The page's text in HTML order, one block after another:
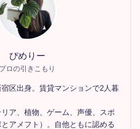
ぴめりー
プロの引きこもり
区出身。賃貸マンションで2人暮
ア、植物、ゲーム、声優、スポ
アメフト）。自他ともに認める